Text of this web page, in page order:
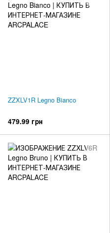
ZZXLV1R Legno Bianco
479.99 грн